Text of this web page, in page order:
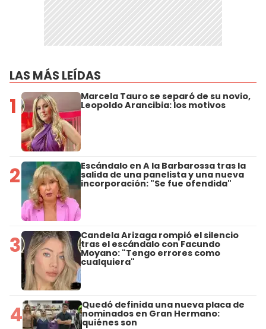
LAS MÁS LEÍDAS
1 Marcela Tauro se separó de su novio,
Leopoldo Arancibia: los motivos
2 Escándalo en A la Barbarossa tras la
salida de una panelista y una nueva
incorporación: "Se fue ofendida"
3 Candela Arizaga rompió el silencio
tras el escándalo con Facundo
Moyano: "Tengo errores como
cualquiera"
4 Quedó definida una nueva placa de
nominados en Gran Hermano:
quiénes son